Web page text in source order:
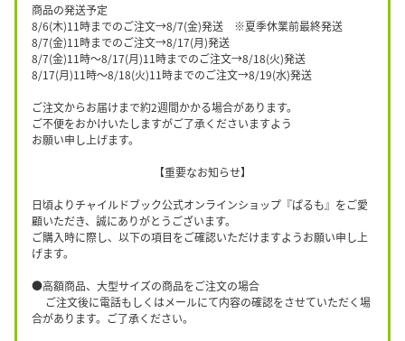
商品の発送予定
8/6(木)11時までのご注文→8/7(金)発送 ※夏季休業前最終発送
8/7(金)11時までのご注文→8/17(月)発送
8/7(金)11時〜8/17(月)11時までのご注文→8/18(火)発送
8/17(月)11時〜8/18(火)11時までのご注文→8/19(水)発送
ご注文からお届けまで約2週間かかる場合があります。
ご不便をおかけいたしますがご了承くださいますよう
お願い申し上げます。
【重要なお知らせ】
日頃よりチャイルドブック公式オンラインショップ『ぱるも』をご愛
顧いただき、誠にありがとうございます。
ご購入時に際し、以下の項目をご確認いただけますようお願い申し上
げます。
●高額商品、大型サイズの商品をご注文の場合
ご注文後に電話もしくはメールにて内容の確認をさせていただく場
合があります。ご了承ください。